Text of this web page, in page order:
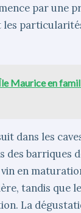
par une
les
Maurice en
dans les
des barriques
vin en
tandis que
La